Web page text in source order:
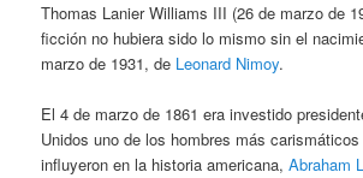
Thomas Lanier Williams III (26 de marzo de
ficción no hubiera sido lo mismo sin el
marzo de 1931, de Leonard Nimoy.
El 4 de marzo de 1861 era investido
Unidos uno de los hombres más
influyeron en la historia americana,Abraham